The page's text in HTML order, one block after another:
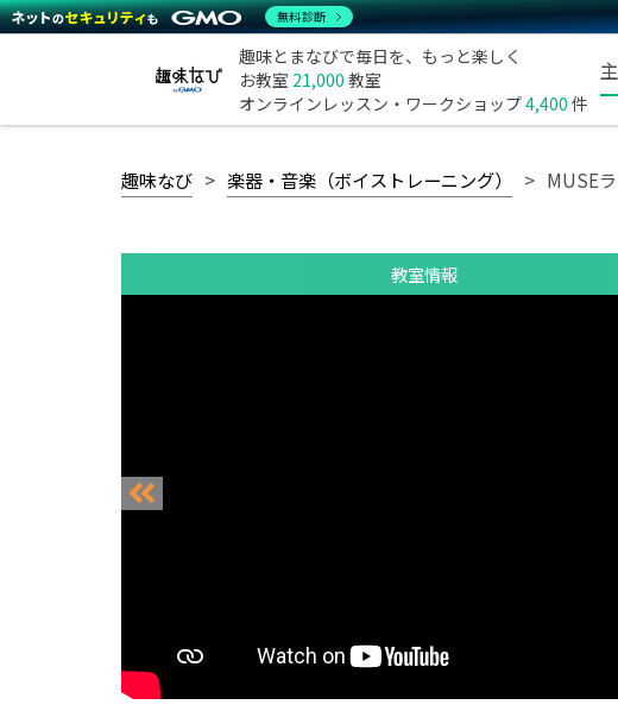
趣味とまなびで毎日を、もっと楽しく
お教室 21,000 教室
オンラインレッスン・ワークショップ4,400 件
趣味なび 楽器・音楽（ボイストレーニング） MUSE
教室情報
無料診断